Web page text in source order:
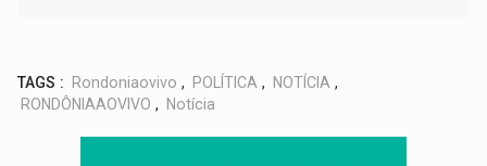
TAGS : Rondoniaovivo , POLÍTICA , NOTÍCIA ,
RONDÔNIAAOVIVO , Notícia